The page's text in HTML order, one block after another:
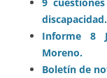
Informe 8
Moreno.
Boletín de